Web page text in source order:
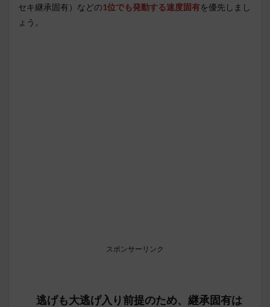
セキ継承固有）などの1位でも発動する速度固有を優先しまし
ょう。
スポンサーリンク
逃げも大逃げ入り前提のため、継承固有は